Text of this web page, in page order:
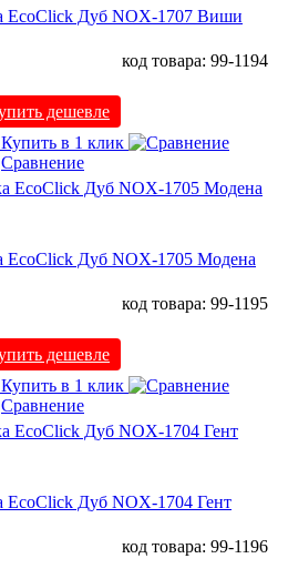
EcoClick Дуб NOX-1707 Виши
код товара: 99-1194
дешевле
Купить в 1 клик
Сравнение
EcoClick Дуб NOX-1705 Модена
код товара: 99-1195
дешевле
Купить в 1 клик
Сравнение
EcoClick Дуб NOX-1704 Гент
код товара: 99-1196